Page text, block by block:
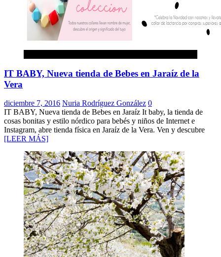
IT BABY, Nueva tienda de Bebes en Jaraíz de la
Vera
diciembre 7, 2016 Nuria Rodríguez González 0
IT BABY, Nueva tienda de Bebes en Jaraíz It baby, la tienda de
cosas bonitas y estilo nórdico para bebés y niños de Internet e
Instagram, abre tienda física en Jaraíz de la Vera. Ven y descubre
[LEER MÁS]